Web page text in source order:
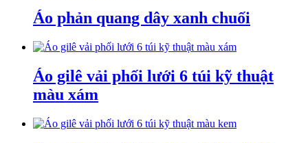
Áo phản quang dây xanh chuối
Áo gilê vải phối lưới 6 túi kỹ thuật
màu xám